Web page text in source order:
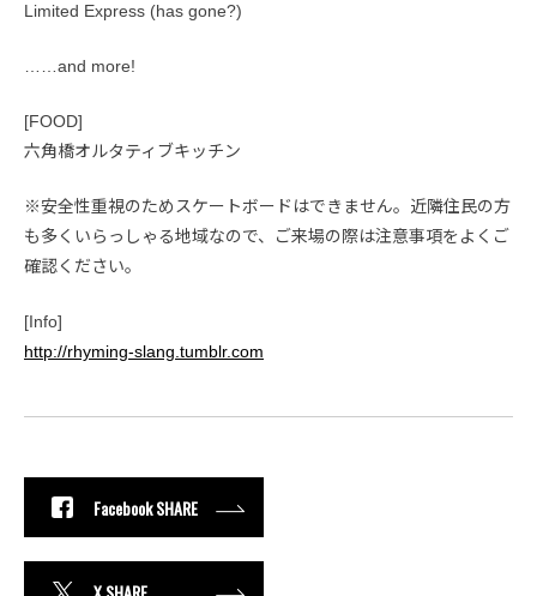
Limited Express (has gone?)
……and more!
[FOOD]
六角橋オルタティブキッチン
※安全性重視のためスケートボードはできません。近隣住民の方
も多くいらっしゃる地域なので、ご来場の際は注意事項をよくご
確認ください。
[Info]
http://rhyming-slang.tumblr.com
Facebook SHARE